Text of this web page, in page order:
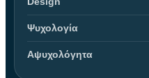
Ψυχολογία
Αψυχολόγητα